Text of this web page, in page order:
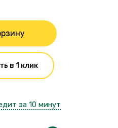
в 1 клик
за 10 минут